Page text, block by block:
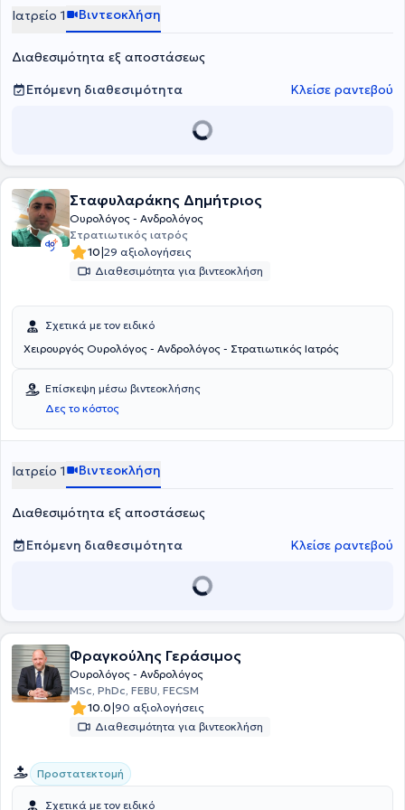
Ιατρείο 1 Βιντεοκλήση
Διαθεσιμότητα εξ αποστάσεως
Επόμενη διαθεσιμότητα
Κλείσε ραντεβού
Σταφυλαράκης Δημήτριος
Ουρολόγος - Ανδρολόγος
Στρατιωτικός ιατρός
10|29 αξιολογήσεις
Διαθεσιμότητα για βιντεοκλήση
Σχετικά με τον ειδικό
Χειρουργός Ουρολόγος - Ανδρολόγος - Στρατιωτικός Ιατρός
Επίσκεψη μέσω βιντεοκλήσης
Δες το κόστος
Ιατρείο 1 Βιντεοκλήση
Διαθεσιμότητα εξ αποστάσεως
Επόμενη διαθεσιμότητα
Κλείσε ραντεβού
Φραγκούλης Γεράσιμος
Ουρολόγος - Ανδρολόγος
MSc, PhDc, FEBU, FECSM
10.0|90 αξιολογήσεις
Διαθεσιμότητα για βιντεοκλήση
Προστατεκτομή
Σχετικά με τον ειδικό